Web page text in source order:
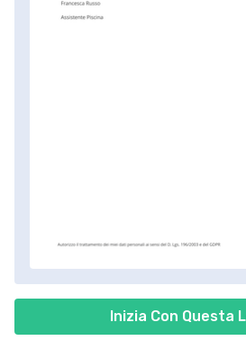
Inizia Con Questa